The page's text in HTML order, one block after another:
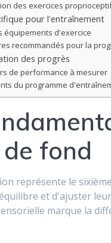
des exercices
pour l'entraînement
équipements d'exercice
recommandés pour la
des progrès
de performance à mesurer
du programme
fond
représente le
et d'ajuster
marque la